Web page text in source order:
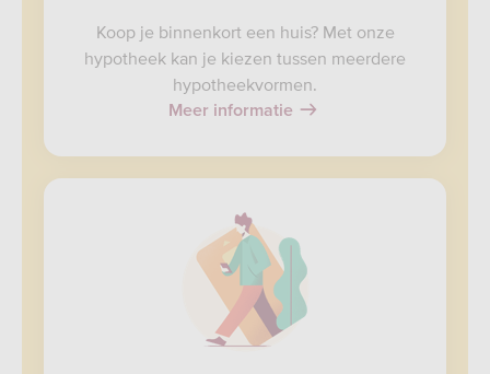
Koop je binnenkort een huis? Met onze
hypotheek kan je kiezen tussen meerdere
hypotheekvormen.
Meer informatie